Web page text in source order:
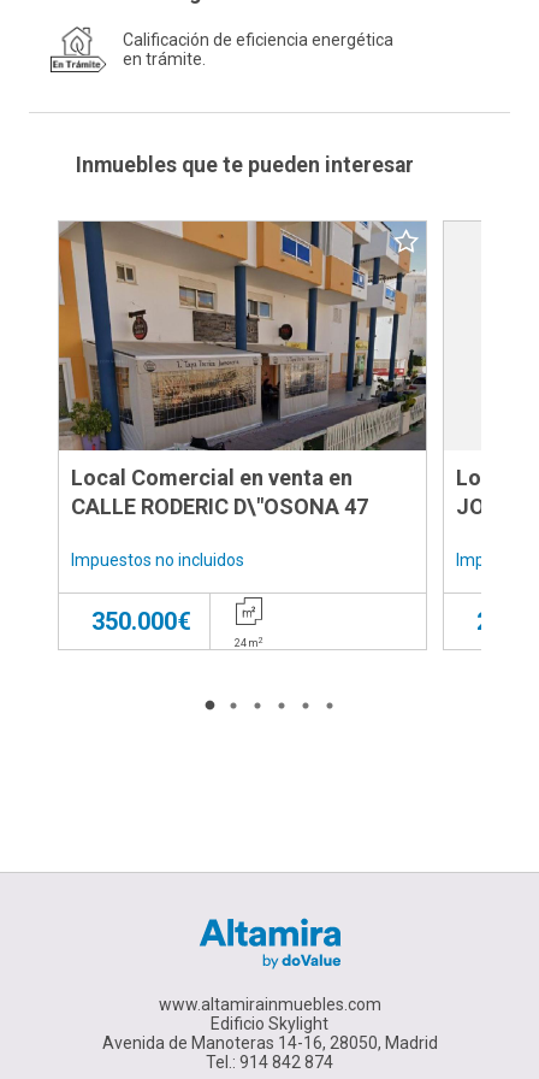
Calificación de eficiencia energética
en trámite.
Inmuebles que te pueden interesar
Local Comercial en venta en
CALLE RODERIC D\"OSONA 47
Impuestos no incluidos
350.000€
24 m2
Local
JORGE
www.altamirainmuebles.com
Edificio Skylight
Avenida de Manoteras 14-16, 28050, Madrid
Tel.: 914 842 874